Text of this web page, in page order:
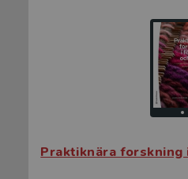
Praktiknära forskning